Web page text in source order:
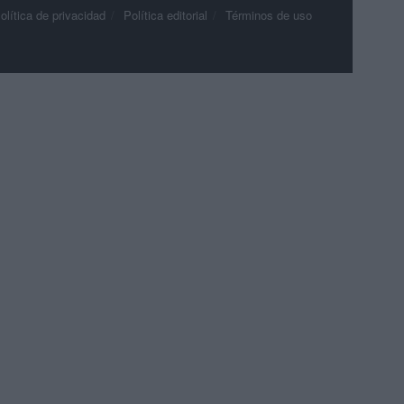
de privacidad Política editorial Términos de uso